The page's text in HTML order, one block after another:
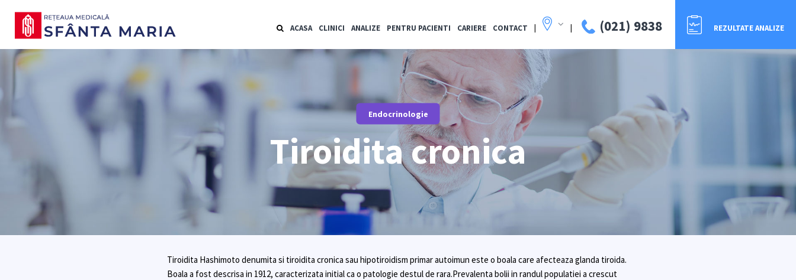
ACASA CLINICI ANALIZE PENTRU PACIENTI CARIERE CONTACT (021) 9838 REZULTATE ANALIZE
Endocrinologie
Tiroidita cronica
Tiroidita Hashimoto denumita si tiroidita cronica sau hipotiroidism primar autoimun este o boala care afecteaza glanda tiroida.
Boala a fost descrisa in 1912, caracterizata initial ca o patologie destul de rara.Prevalenta bolii in randul populatiei a crescut